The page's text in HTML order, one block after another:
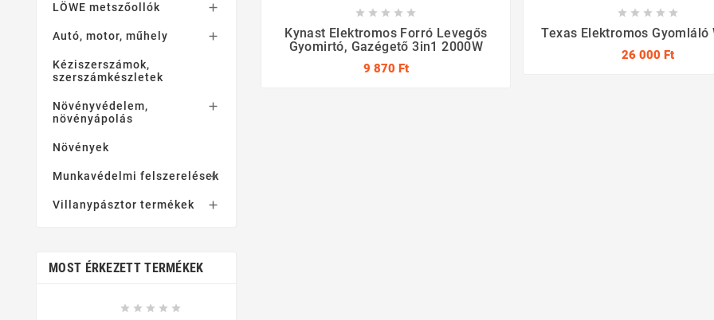
LÖWE metszőollók 
Autó, motor, műhely 
Kéziszerszámok,
szerszámkészletek
Növényvédelem,
növényápolás

Növények
Munkavédelmi felszerelések

Villanypásztor termékek 
MOST ÉRKEZETT TERMÉKEK
    
    
Kynast Elektromos Forró Levegős
Gyomirtó, Gazégető 3in1 2000W
9 870 Ft
    
Texas Elektromos Gyomláló
26 000 Ft